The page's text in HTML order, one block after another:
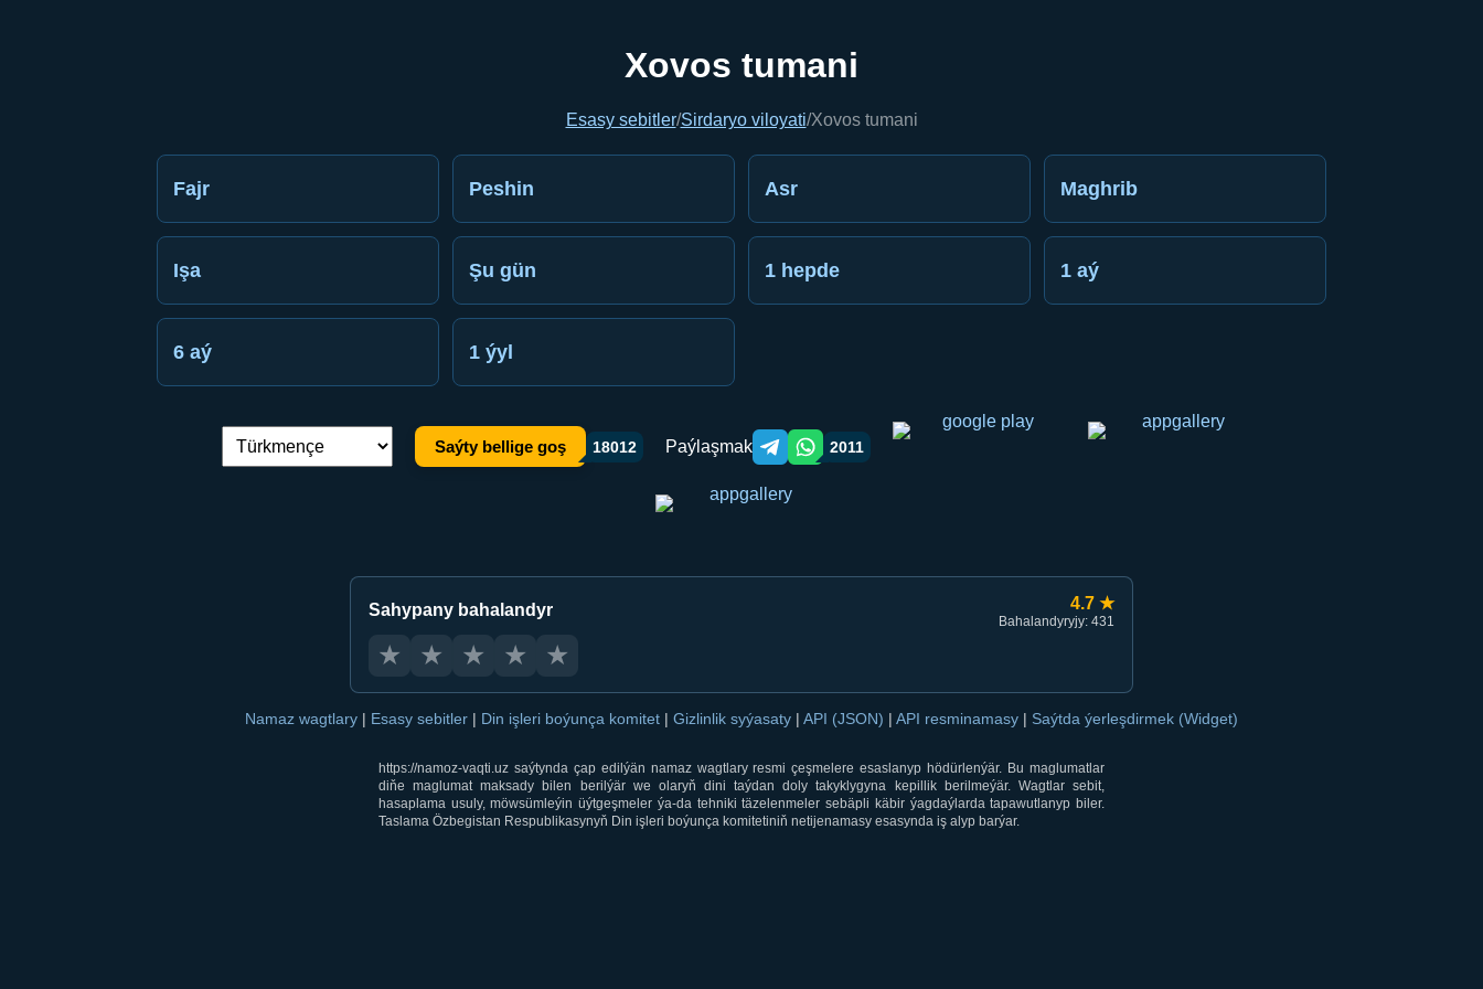
Xovos tumani
Esasy sebitler/Sirdaryo viloyati/Xovos tumani
Fajr Peshin Asr Maghrib
Işa Şu gün 1 hepde 1 aý
6 aý 1 ýyl
Dil çalşyryş: Saýty bellige goş 18012 Paýlaşmak Telegram orqali ulashish
WhatsApp orqali ulashish
2011
Sahypany bahalandyr 4.7 ★
Bahalandyryjy: 431
★ ★ ★ ★ ★
Namaz wagtlary | Esasy sebitler | Din işleri boýunça komitet | Gizlinlik syýasaty | API (JSON) | API resminamasy | Saýtda ýerleşdirmek (Widget)
https://namoz-vaqti.uz saýtynda çap edilýän namaz wagtlary resmi çeşmelere esaslanyp hödürlenýär. Bu maglumatlar
diňe maglumat maksady bilen berilýär we olaryň dini taýdan doly takyklygyna kepillik berilmeýär. Wagtlar sebit,
hasaplama usuly, möwsümleýin üýtgeşmeler ýa-da tehniki täzelenmeler sebäpli käbir ýagdaýlarda tapawutlanyp biler.
Taslama Özbegistan Respublikasynyň Din işleri boýunça komitetiniň netijenamasy esasynda iş alyp barýar.